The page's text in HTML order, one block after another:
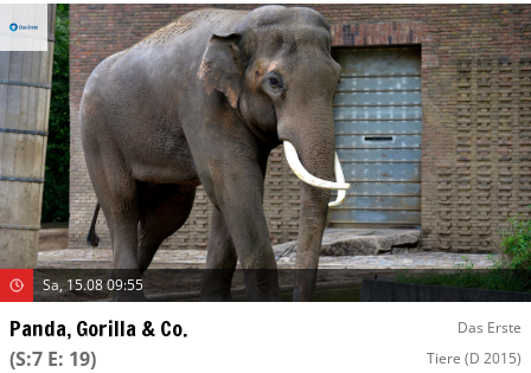
Sa, 15.08 09:55
Panda, Gorilla & Co. Das Erste
(S:7 E: 19) Tiere (D 2015)